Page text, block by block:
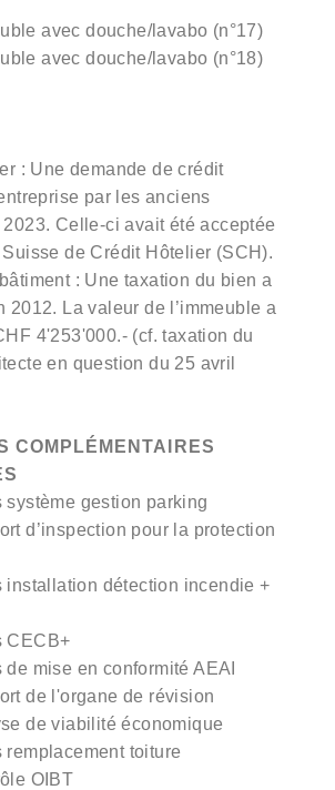
avec douche/lavabo (n°17)
avec douche/lavabo (n°18)
: Une demande de crédit
par les anciens
Celle-ci avait été acceptée
de Crédit Hôtelier (SCH).
: Une taxation du bien a
2012. La valeur de l’immeuble a
4'253'000.- (cf. taxation du
en question du 25 avril
COMPLÉMENTAIRES
système gestion parking
d’inspection pour la protection
installation détection incendie +
CECB+
mise en conformité AEAI
de l'organe de révision
de viabilité économique
remplacement toiture
OIBT